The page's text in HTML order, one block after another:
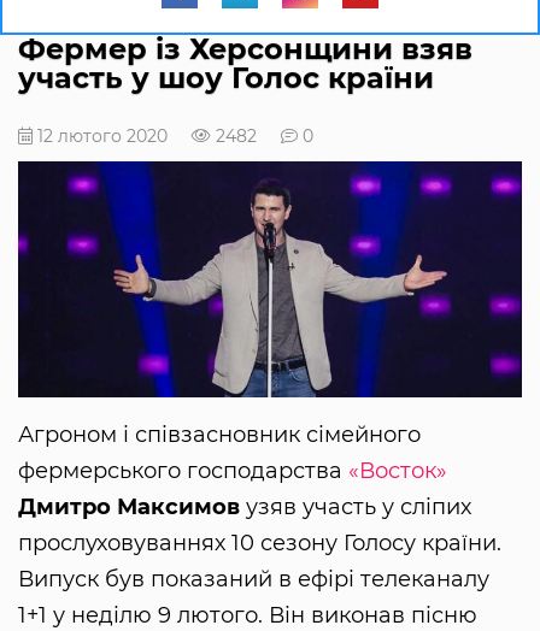
Фермер із Херсонщини взяв
участь у шоу Голос країни
12 лютого 2020 2482 0
Агроном і співзасновник сімейного
фермерського господарства «Восток»
Дмитро Максимов узяв участь у сліпих
прослуховуваннях 10 сезону Голосу країни.
Випуск був показаний в ефірі телеканалу
1+1 у неділю 9 лютого. Він виконав пісню